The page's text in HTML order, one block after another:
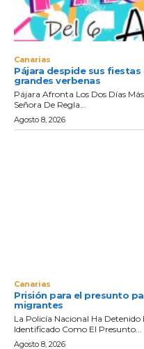
Canarias
Pájara despide sus
grandes verbenas
Pájara Afronta Los Dos Días
Señora De Regla...
Agosto 8, 2026
Canarias
Prisión para el presunto
migrantes
La Policía Nacional Ha
Identificado Como El Presunto...
Agosto 8, 2026